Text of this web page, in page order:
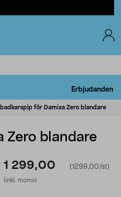
Erbjudanden
för Damixa Zero blandare
Zero blandare
1 299,00 (1299,00/st)
(inkl. moms)